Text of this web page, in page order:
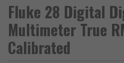
Fluke 28 Digital
Multimeter True
Calibrated